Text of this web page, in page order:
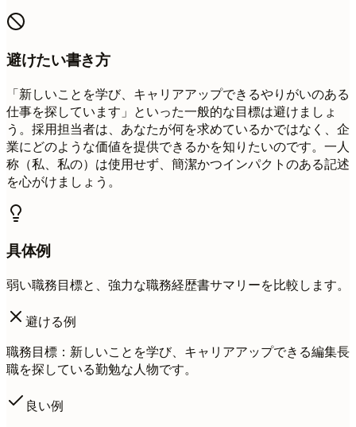
避けたい書き方
「新しいことを学び、キャリアアップできるやりがいのある
仕事を探しています」といった一般的な目標は避けましょ
う。採用担当者は、あなたが何を求めているかではなく、企
業にどのような価値を提供できるかを知りたいのです。一人
称（私、私の）は使用せず、簡潔かつインパクトのある記述
を心がけましょう。
具体例
弱い職務目標と、強力な職務経歴書サマリーを比較します。
避ける例
職務目標：新しいことを学び、キャリアアップできる編集長
職を探している勤勉な人物です。
良い例